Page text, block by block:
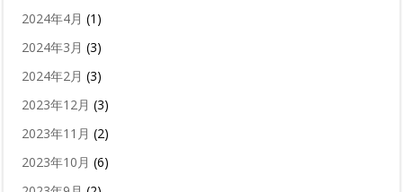
2024年4月 (1)
2024年3月 (3)
2024年2月 (3)
2023年12月 (3)
2023年11月 (2)
2023年10月 (6)